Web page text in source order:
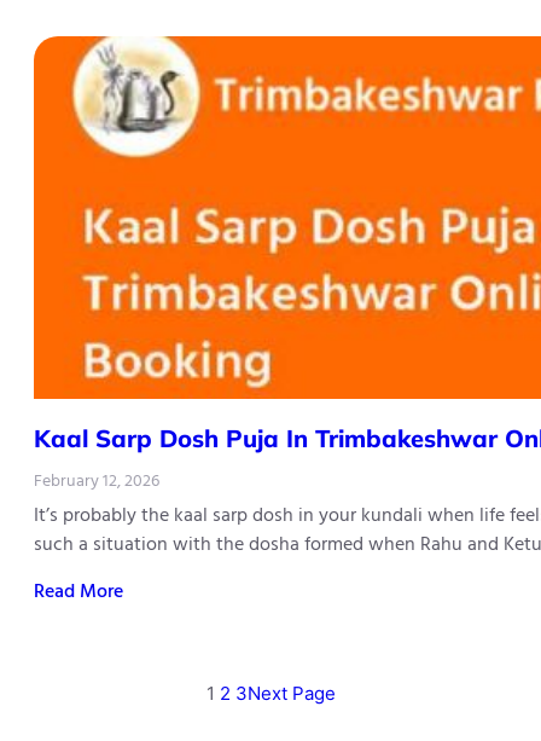
Kaal Sarp Dosh Puja In Trimbakeshwar
February 12, 2026
It’s probably the kaal sarp dosh in your kundali when life
such a situation with the dosha formed when Rahu and
Read More
1 2 3Next Page